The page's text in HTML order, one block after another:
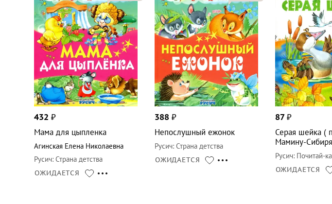
432₽
Мама для цыпленка
Агинская Елена Николаевна
Русич: Страна детства
ОЖИДАЕТСЯ
388 ₽
Непослушный ежонок
Русич: Страна детства
ОЖИДАЕТСЯ
87 ₽
Серая шейка (
Мамину-
Русич: Почитай-ка
ОЖИДАЕТСЯ